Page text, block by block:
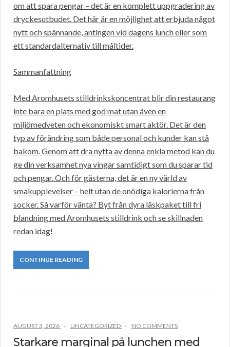
om att spara pengar – det är en komplett uppgradering av
dryckesutbudet. Det här är en möjlighet att erbjuda något
nytt och spännande, antingen vid dagens lunch eller som
ett standardalternativ till måltider.
Sammanfattning
Med Aromhusets stilldrinkskoncentrat blir din restaurang
inte bara en plats med god mat utan även en
miljömedveten och ekonomiskt smart aktör. Det är den
typ av förändring som både personal och kunder kan stå
bakom. Genom att dra nytta av denna enkla metod kan du
ge din verksamhet nya vingar samtidigt som du sparar tid
och pengar. Och för gästerna, det är en ny värld av
smakupplevelser – helt utan de onödiga kalorierna från
socker. Så varför vänta? Byt från dyra läskpaket till fri
blandning med Aromhusets stilldrink och se skillnaden
redan idag!
CONTINUE READING
AUGUST 3, 2026 UNCATEGORIZED NO COMMENTS
Starkare marginal på lunchen med